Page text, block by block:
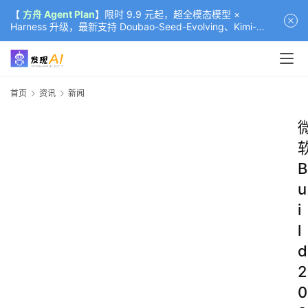
【 方舟 Agent Plan】限时 9.9 元起，超全模态模型 ×
Harness 升级，最新支持 Doubao-Seed-Evolving、Kimi-
K3（部分）、GLM-5.2
首页 资讯 新闻
B
u
i
l
d
2
0